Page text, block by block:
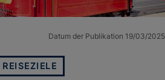
Datum der Publikation 19/03/2025
REISEZIELE